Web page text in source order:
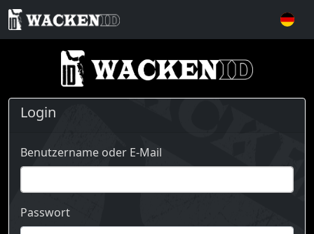
Login
Benutzername oder E-Mail
Passwort